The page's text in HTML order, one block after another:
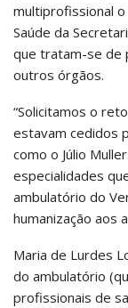
multiprofissional
Saúde da
que tratam-se de
outros órgãos.
“Solicitamos o
estavam cedidos
como o Júlio
especialidades
ambulatório do
humanização aos
Maria de Lurdes
do ambulatório
profissionais de